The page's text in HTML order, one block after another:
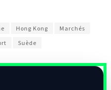
Hong Kong
Marchés
Suède